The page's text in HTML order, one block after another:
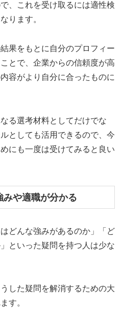
、これを受け取るには適性検
ります。
果をもとに自分のプロフィー
とで、企業からの信頼度が高
容がより自分に合ったものに
る選考材料としてだけでな
としても活用できるので、今
にも一度は受けてみると良い
みや適職が分かる
どんな強みがあるのか」「ど
といった疑問を持つ人は少な
した疑問を解消するための大
す。